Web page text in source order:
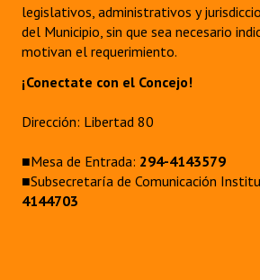
legislativos, administrativos y
del Municipio, sin que sea necesario
motivan el requerimiento.
¡Conectate con el Concejo!
Dirección: Libertad 80
■Mesa de Entrada: 294-4143579
■Subsecretaría de Comunicación
4144703